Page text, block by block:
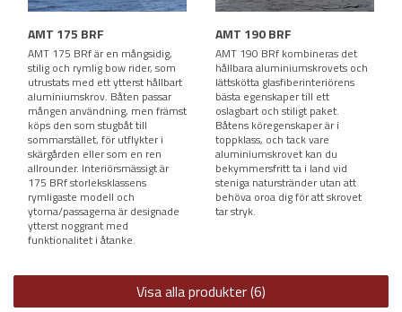
AMT 175 BRF
AMT 175 BRf är en mångsidig,
stilig och rymlig bow rider, som
utrustats med ett ytterst hållbart
aluminiumskrov. Båten passar
mången användning, men främst
köps den som stugbåt till
sommarstället, för utflykter i
skärgården eller som en ren
allrounder. Interiörsmässigt är
175 BRf storleksklassens
rymligaste modell och
ytorna/passagerna är designade
ytterst noggrant med
funktionalitet i åtanke.
AMT 190 BRF
AMT 190 BRf kombineras det
hållbara aluminiumskrovets och
lättskötta glasfiberinteriörens
bästa egenskaper till ett
oslagbart och stiligt paket.
Båtens köregenskaper är i
toppklass, och tack vare
aluminiumskrovet kan du
bekymmersfritt ta i land vid
steniga naturstränder utan att
behöva oroa dig för att skrovet
tar stryk.
Visa alla produkter (6)